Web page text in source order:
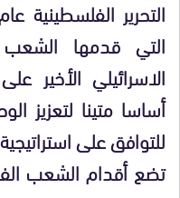
التي قدمها
الاسرائيلي
أساسا متينا لتعزيز
للتوافق على
تضع أقدام الشعب